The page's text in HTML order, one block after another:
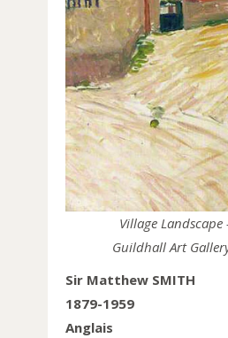
Village Landscape
Guildhall Art
Sir Matthew SMITH
1879-1959
Anglais